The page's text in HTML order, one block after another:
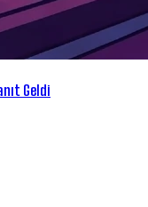
Geldi